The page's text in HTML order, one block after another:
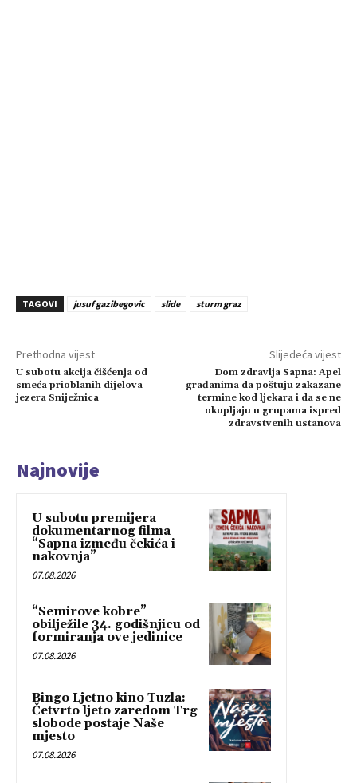
TAGOVI jusuf gazibegovic slide sturm graz
Prethodna vijest
U subotu akcija čišćenja od
smeća prioblanih dijelova
jezera Sniježnica
Slijedeća vijest
Dom zdravlja Sapna: Apel
građanima da poštuju zakazane
termine kod ljekara i da se ne
okupljaju u grupama ispred
zdravstvenih ustanova
Najnovije
U subotu premijera
dokumentarnog filma
“Sapna između čekića i
nakovnja”
07.08.2026
“Semirove kobre”
obilježile 34. godišnjicu od
formiranja ove jedinice
07.08.2026
Bingo Ljetno kino Tuzla:
Četvrto ljeto zaredom Trg
slobode postaje Naše
mjesto
07.08.2026